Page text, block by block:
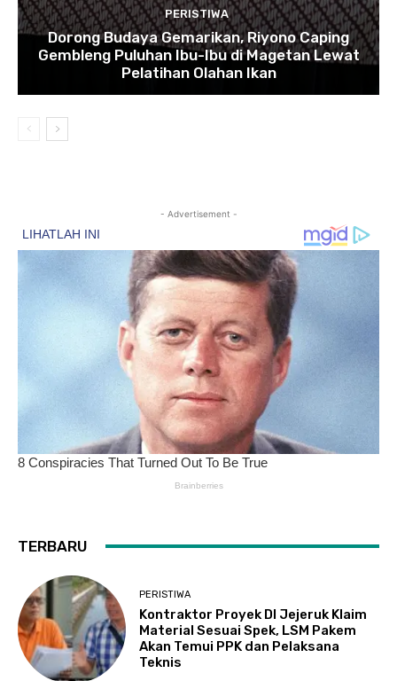
PERISTIWA
Dorong Budaya Gemarikan, Riyono Caping
Gembleng Puluhan Ibu-Ibu di Magetan Lewat
Pelatihan Olahan Ikan
- Advertisement -
TERBARU
PERISTIWA
Kontraktor Proyek DI Jejeruk Klaim
Material Sesuai Spek, LSM Pakem
Akan Temui PPK dan Pelaksana
Teknis